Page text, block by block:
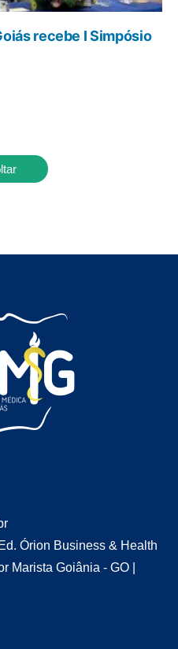
recebe I Simpósio
Órion Business & Health
Marista Goiânia - GO |